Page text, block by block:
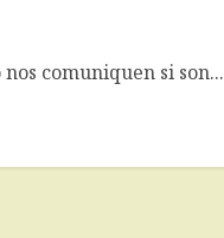
comuniquen si son...